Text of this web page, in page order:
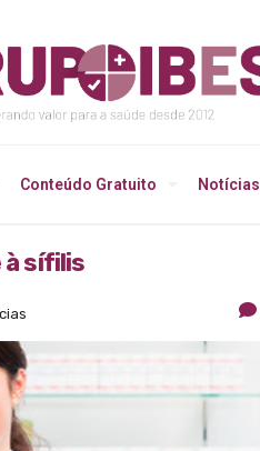
Conteúdo Gratuito Notícias
à sífilis